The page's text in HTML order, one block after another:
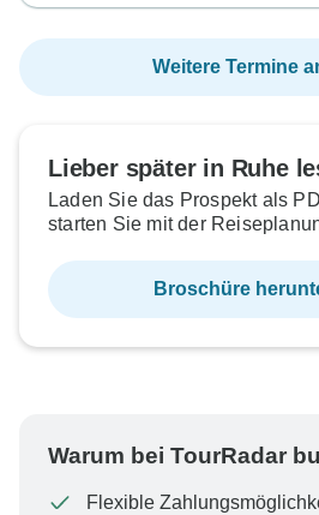
Weitere Termine
Lieber später in Ruhe
Laden Sie das Prospekt als
starten Sie mit der
Broschüre
Warum bei TourRadar
Flexible